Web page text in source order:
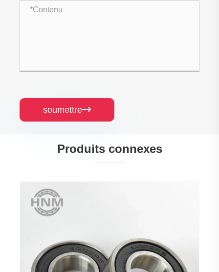
soumettre
Produits connexes
Roulements à billes de rainure profonde
Voir plus >>